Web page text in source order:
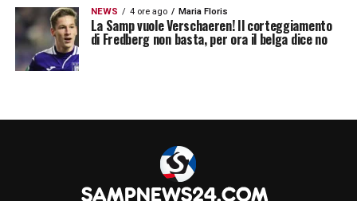
Pafundialle prese con un problema fisico,
Cherubini
potrebbe candidarsi seriamente
per una maglia da titolare nella sfida contro
Attilio Lombardoosserva con attenzione: la
crescita del giovane esterno potrebbe
rivelarsi decisiva nel rush finale della
NEWS 4 ore ago Maria Floris
La Samp vuole Verschaeren! Il corteggiamento
di Fredberg non basta, per ora il belga dice no